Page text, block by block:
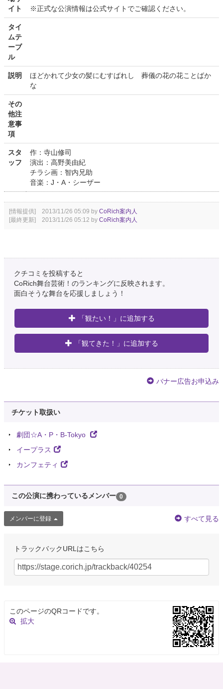
イト
※正式な公演情報は公式サイトでご確認ください。
タイ
ムテ
ーブ
ル
説明
ほどかれて少女の髪にむすばれし 葬儀の花の花ことばか
な
その
他注
意事
項
スタ
ッフ
作：寺山修司
演出：高野美由紀
チラシ画：智内兄助
音楽：J・A・シーザー
[情報提供] 2013/11/26 05:09 by CoRich案内人
[最終更新] 2013/11/26 05:12 by CoRich案内人
クチコミを投稿すると
CoRich舞台芸術！のランキングに反映されます。
面白そうな舞台を応援しましょう！
「観たい！」に追加する
「観てきた！」に追加する
バナー広告お申込み
チケット取扱い
劇団☆A・P・B-Tokyo
イープラス
カンフェティ
この公演に携わっているメンバー 0
メンバーに登録 すべて見る
トラックバックURLはこちら
このページのQRコードです。
拡大